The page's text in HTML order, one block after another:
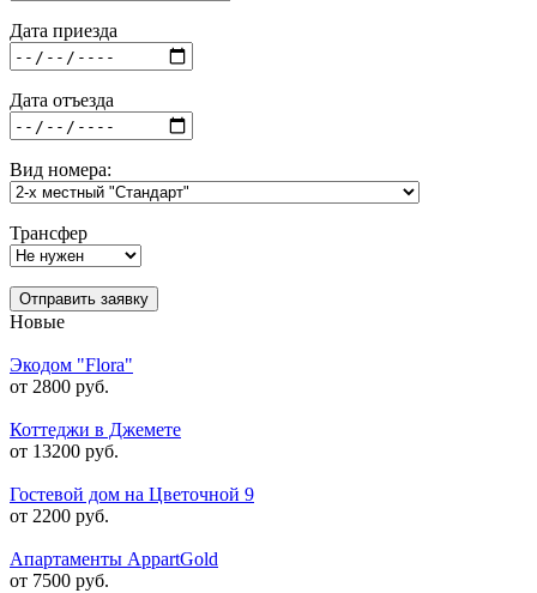
Дата приезда
Дата отъезда
Вид номера:
Трансфер
Отправить заявку
Новые
Экодом "Flora"
от 2800 руб.
Коттеджи в Джемете
от 13200 руб.
Гостевой дом на Цветочной 9
от 2200 руб.
Апартаменты AppartGold
от 7500 руб.